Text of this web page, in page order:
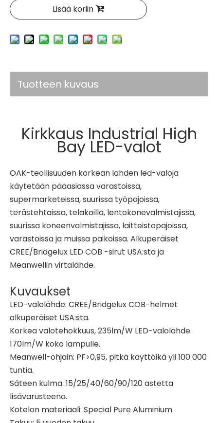
Lisää koriin
Tuotteen kuvaus
Kirkkaus Industrial High
Bay LED-valot
OAK-teollisuuden korkean lahden led-valoja
käytetään pääasiassa varastoissa,
supermarketeissa, suurissa työpajoissa,
terästehtaissa, telakoilla, lentokonevalmistajissa,
suurissa koneenvalmistajissa, laitteistopajoissa,
varastoissa ja muissa paikoissa. Alkuperäiset
CREE/Bridgelux LED COB -sirut USA:sta ja
Meanwellin virtalähde.
Kuvaukset
LED-valolähde: CREE/Bridgelux COB-helmet
alkuperäiset USA:sta.
Korkea valotehokkuus, 235lm/W LED-valolähde.
170lm/W koko lampulle.
Meanwell-ohjain: PF>0,95, pitkä käyttöikä yli 100 000
tuntia.
Säteen kulma: 15/25/40/60/90/120 astetta
lisävarusteena.
Kotelon materiaali: Special Pure Aluminium